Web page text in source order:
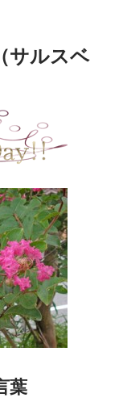
サルスベ
葉